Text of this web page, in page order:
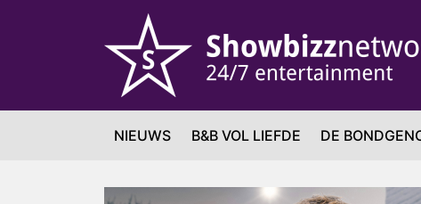
NIEUWS B&B VOL LIEFDE DE